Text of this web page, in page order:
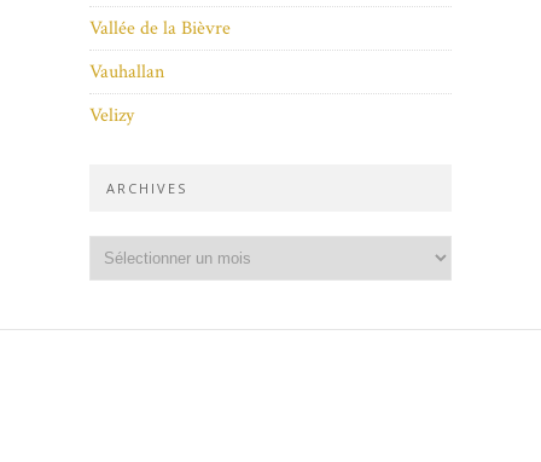
Vallée de la Bièvre
Vauhallan
Velizy
ARCHIVES